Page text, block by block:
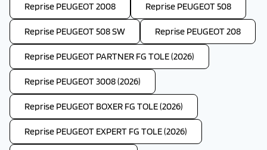
Reprise PEUGEOT 2008 Reprise PEUGEOT 508
Reprise PEUGEOT 508 SW Reprise PEUGEOT 208
Reprise PEUGEOT PARTNER FG TOLE (2026)
Reprise PEUGEOT 3008 (2026)
Reprise PEUGEOT BOXER FG TOLE (2026)
Reprise PEUGEOT EXPERT FG TOLE (2026)